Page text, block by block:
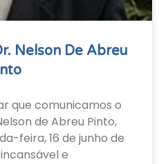
Nelson De Abreu
que comunicamos o
de Abreu Pinto,
feira, 16 de junho de
e